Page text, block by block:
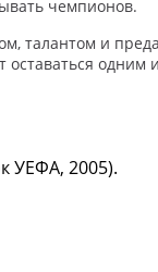
чемпионов.
талантом и
одним
УЕФА, 2005).